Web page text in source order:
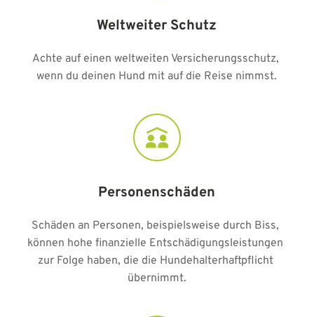
Weltweiter Schutz
Achte auf einen weltweiten Versicherungsschutz,
wenn du deinen Hund mit auf die Reise nimmst.
Personenschäden
Schäden an Personen, beispielsweise durch Biss,
können hohe finanzielle Entschädigungsleistungen
zur Folge haben, die die Hundehalterhaftpflicht
übernimmt.